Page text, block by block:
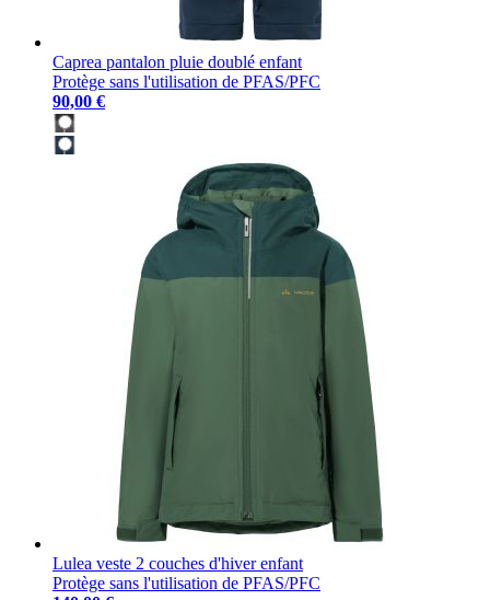
Caprea pantalon pluie doublé enfant
Protège sans l'utilisation de PFAS/PFC
90,00 €
Lulea veste 2 couches d'hiver enfant
Protège sans l'utilisation de PFAS/PFC